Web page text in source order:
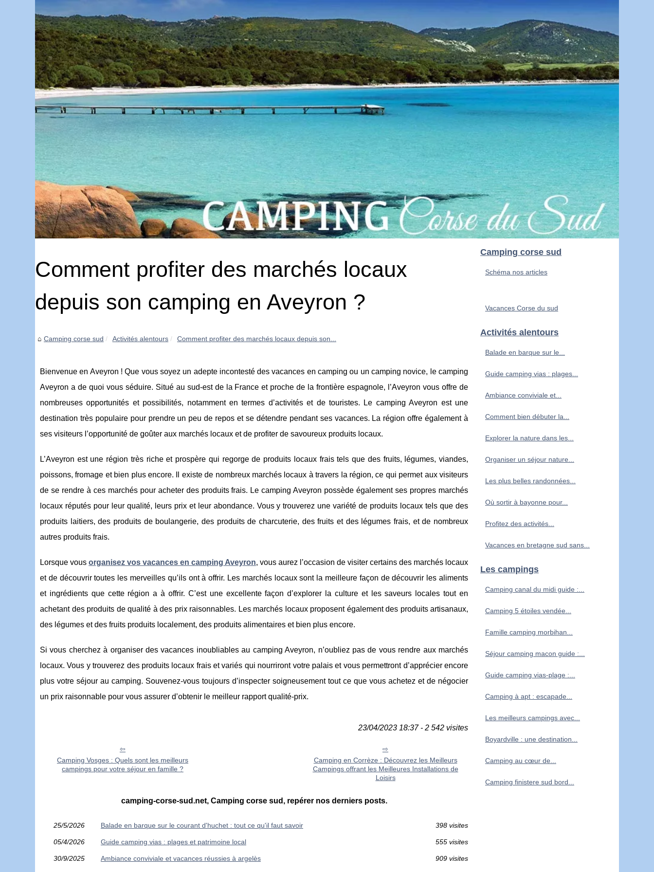
Comment profiter des marchés locaux
depuis son camping en Aveyron ?
Camping corse sud Activités alentours Comment profiter des marchés locaux depuis son...
Bienvenue en Aveyron ! Que vous soyez un adepte incontesté des vacances en camping ou un camping novice, le camping
Aveyron a de quoi vous séduire. Situé au sud-est de la France et proche de la frontière espagnole, l’Aveyron vous offre de
nombreuses opportunités et possibilités, notamment en termes d’activités et de touristes. Le camping Aveyron est une
destination très populaire pour prendre un peu de repos et se détendre pendant ses vacances. La région offre également à
ses visiteurs l’opportunité de goûter aux marchés locaux et de profiter de savoureux produits locaux.
L’Aveyron est une région très riche et prospère qui regorge de produits locaux frais tels que des fruits, légumes, viandes,
poissons, fromage et bien plus encore. Il existe de nombreux marchés locaux à travers la région, ce qui permet aux visiteurs
de se rendre à ces marchés pour acheter des produits frais. Le camping Aveyron possède également ses propres marchés
locaux réputés pour leur qualité, leurs prix et leur abondance. Vous y trouverez une variété de produits locaux tels que des
produits laitiers, des produits de boulangerie, des produits de charcuterie, des fruits et des légumes frais, et de nombreux
autres produits frais.
Lorsque vous organisez vos vacances en camping Aveyron, vous aurez l’occasion de visiter certains des marchés locaux
et de découvrir toutes les merveilles qu’ils ont à offrir. Les marchés locaux sont la meilleure façon de découvrir les aliments
et ingrédients que cette région a à offrir. C’est une excellente façon d’explorer la culture et les saveurs locales tout en
achetant des produits de qualité à des prix raisonnables. Les marchés locaux proposent également des produits artisanaux,
des légumes et des fruits produits localement, des produits alimentaires et bien plus encore.
Si vous cherchez à organiser des vacances inoubliables au camping Aveyron, n’oubliez pas de vous rendre aux marchés
locaux. Vous y trouverez des produits locaux frais et variés qui nourriront votre palais et vous permettront d’apprécier encore
plus votre séjour au camping. Souvenez-vous toujours d’inspecter soigneusement tout ce que vous achetez et de négocier
un prix raisonnable pour vous assurer d’obtenir le meilleur rapport qualité-prix.
23/04/2023 18:37 - 2 542 visites
Camping Vosges : Quels sont les meilleurs
campings pour votre séjour en famille ?
Camping en Corrèze : Découvrez les Meilleurs
Campings offrant les Meilleures Installations de
Loisirs
camping-corse-sud.net, Camping corse sud, repérer nos derniers posts.
25/5/2026 Balade en barque sur le courant d'huchet : tout ce qu'il faut savoir 398 visites
05/4/2026 Guide camping vias : plages et patrimoine local 555 visites
30/9/2025 Ambiance conviviale et vacances réussies à argelès 909 visites
Camping corse sud
Schéma nos articles
Vacances Corse du sud
Activités alentours
Balade en barque sur le...
Guide camping vias : plages...
Ambiance conviviale et...
Comment bien débuter la...
Explorer la nature dans les...
Organiser un séjour nature...
Les plus belles randonnées...
Où sortir à bayonne pour...
Profitez des activités...
Vacances en bretagne sud sans...
Les campings
Camping canal du midi guide :...
Camping 5 étoiles vendée...
Famille camping morbihan...
Séjour camping macon guide :...
Guide camping vias-plage :...
Camping à apt : escapade...
Les meilleurs campings avec...
Boyardville : une destination...
Camping au cœur de...
Camping finistere sud bord...